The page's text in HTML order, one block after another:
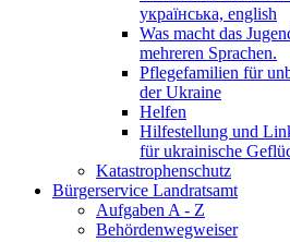
українська, english
Was macht das
mehreren Sprachen.
Pflegefamilien für
der Ukraine
Helfen
Hilfestellung und
für ukrainische
Katastrophenschutz
Bürgerservice Landratsamt
Aufgaben A - Z
Behördenwegweiser